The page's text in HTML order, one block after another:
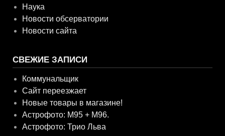
Наука
Новости обсерватории
Новости сайта
СВЕЖИЕ ЗАПИСИ
Коммунальщик
Сайт переезжает
Новые товары в магазине!
Астрофото: M95 + M96.
Астрофото: Трио Льва